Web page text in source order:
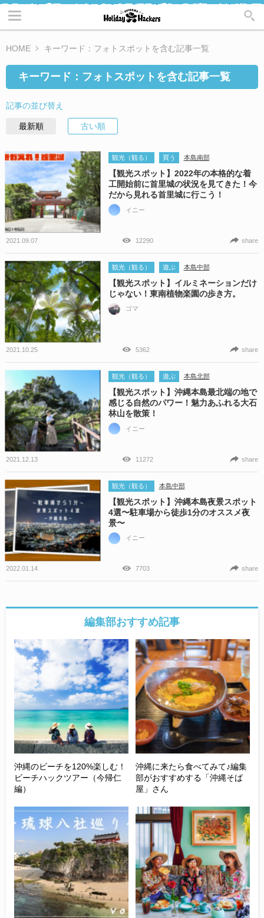
HOME キーワード：フォトスポットを含む記事一覧
キーワード：フォトスポットを含む記事一覧
記事の並び替え
最新順 古い順
観光（観る） 買う 本島南部
【観光スポット】2022年の本格的な着
工開始前に首里城の状況を見てきた！今
だから見れる首里城に行こう！
イニー
2021.09.07 12290 share
観光（観る） 遊ぶ 本島中部
【観光スポット】イルミネーションだけ
じゃない！東南植物楽園の歩き方。
ゴマ
2021.10.25 5362 share
観光（観る） 遊ぶ 本島北部
【観光スポット】沖縄本島最北端の地で
感じる自然のパワー！魅力あふれる大石
林山を散策！
イニー
2021.12.13 11272 share
観光（観る） 本島中部
【観光スポット】沖縄本島夜景スポット
4選〜駐車場から徒歩1分のオススメ夜
景〜
イニー
2022.01.14 7703 share
編集部おすすめ記事
沖縄のビーチを120%楽しむ！
ビーチハックツアー（今帰仁
編）
沖縄に来たら食べてみて♪編集
部がおすすめする「沖縄そば
屋」さん